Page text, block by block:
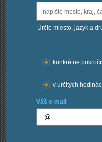
Určte miesto, jazyk a
konkrétne
v určitých
Váš e-mail